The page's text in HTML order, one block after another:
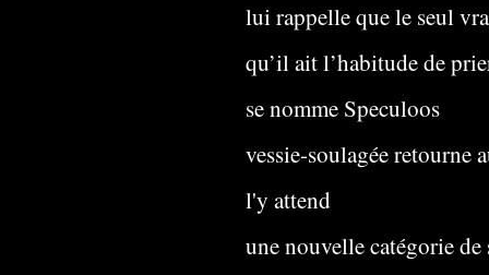
lui rappelle que le seul
qu’il ait l’habitude de
se nomme Speculoos
vessie-soulagée retourne
l'y attend
une nouvelle catégorie de